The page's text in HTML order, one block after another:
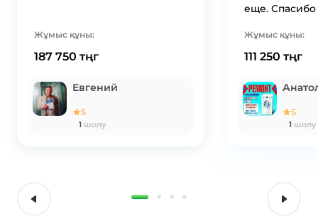
Жұмыс құны:
187 750 тңг
Евгений
5
1 шолу
еще. Спасибо
Жұмыс құны:
111 250 тңг
5
1 шолу